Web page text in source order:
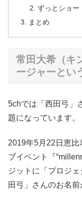
ずっとショー
まとめ
常田大希（キ
ージャーとい
5chでは「西田弓」
題になっています。
2019年5月22日恵比
ブイベント『
ジットに「プロジ
田弓」さんのお名前